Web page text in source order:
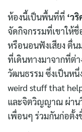
ห้องนี้เป็นพื้นที่ที่ ‘ว
จัดกิจกรรมที่เขาให้ชื่
หรือนอนฟังเสียง ตื่น
ที่เดินทางมาจากที่ต่
วัฒนธรรม ซึ่งเป็นหนึ่
weird stuff that
และจิตวิญญาณ ผ่าน
เพื่อนๆ ร่วมกันก่อตั้ง